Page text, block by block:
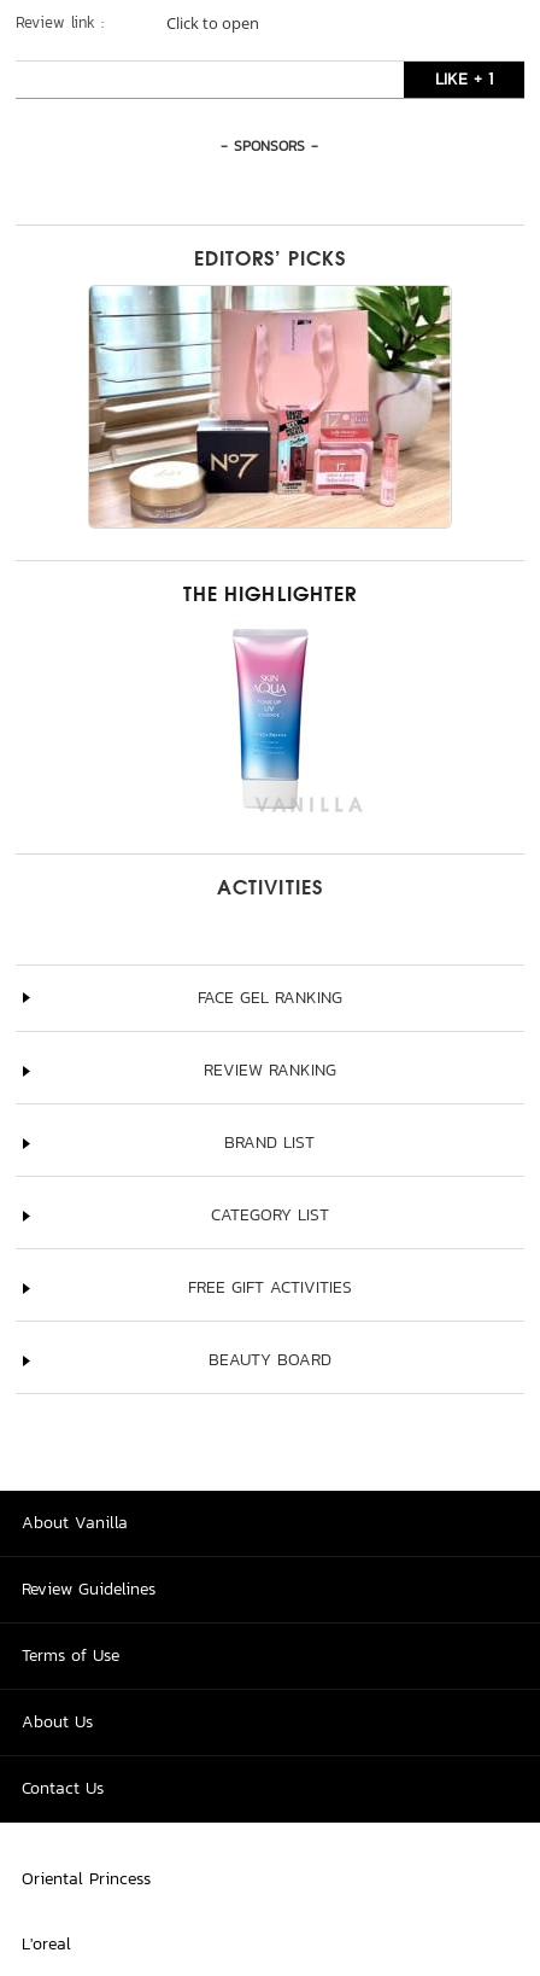
Review link : Click to open
LIKE + 1
- SPONSORS -
EDITORS’ PICKS
THE HIGHLIGHTER
ACTIVITIES
FACE GEL RANKING
REVIEW RANKING
BRAND LIST
CATEGORY LIST
FREE GIFT ACTIVITIES
BEAUTY BOARD
About Vanilla
Review Guidelines
Terms of Use
About Us
Contact Us
Oriental Princess
L'oreal